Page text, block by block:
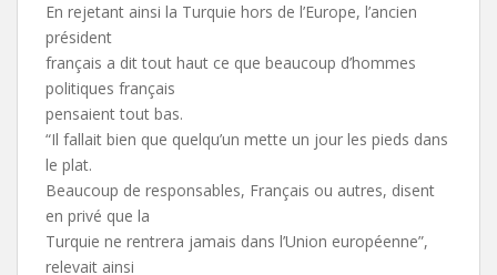
En rejetant ainsi la Turquie hors de l’Europe, l’ancien
président
français a dit tout haut ce que beaucoup d’hommes
politiques français
pensaient tout bas.
“Il fallait bien que quelqu’un mette un jour les pieds dans
le plat.
Beaucoup de responsables, Français ou autres, disent
en privé que la
Turquie ne rentrera jamais dans l’Union européenne”,
relevait ainsi